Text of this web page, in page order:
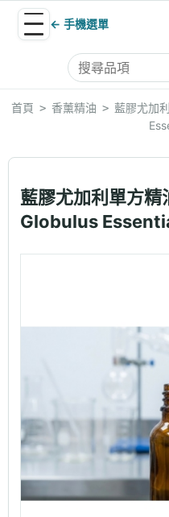
← 手機選單
首頁 > 香薰精油 > 藍膠尤加
藍膠尤加利單方
Globulus